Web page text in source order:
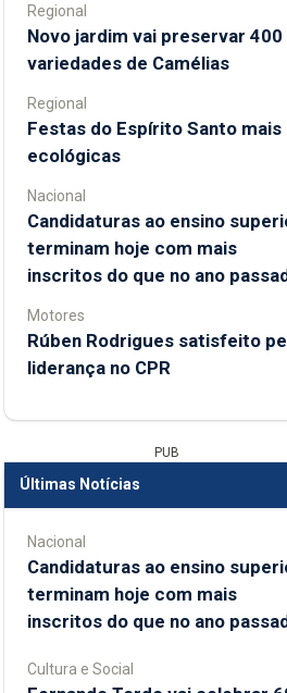
Regional
Novo jardim vai preservar 400
variedades de Camélias
Regional
Festas do Espírito Santo mais
ecológicas
Nacional
Candidaturas ao ensino
terminam hoje com mais
inscritos do que no ano
Motores
Rúben Rodrigues satisfeito
liderança no CPR
PUB
Últimas Notícias
Nacional
Candidaturas ao ensino
terminam hoje com mais
inscritos do que no ano
Cultura e Social